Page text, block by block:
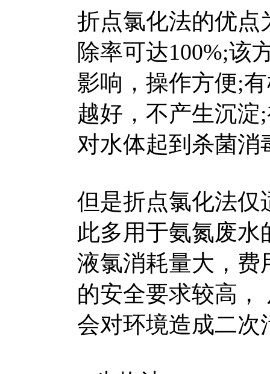
折点氯化法的优点
除率可达100%;该
影响，操作方便;
越好，不产生沉
对水体起到杀菌消
但是折点氯化法仅
此多用于氨氮废
液氯消耗量大，费
的安全要求较高
会对环境造成二次